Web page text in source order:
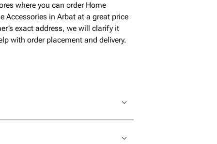
where you can order Home
Accessories in Arbat at a great price
exact address, we will clarify it
with order placement and delivery.